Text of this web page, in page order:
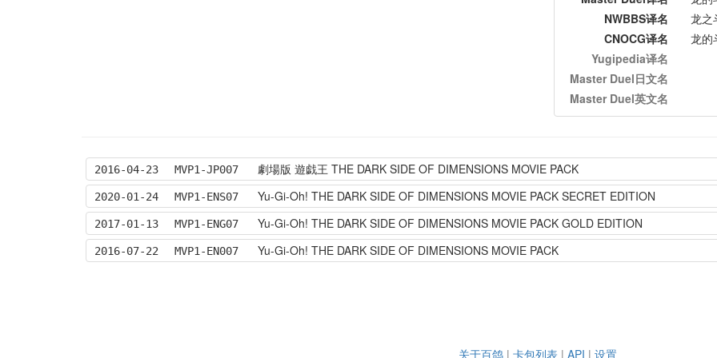
NWBBS译名
龙之
CNOCG译名
龙的
Yugipedia译名
Master Duel日文名
Master Duel英文名
2016-04-23 MVP1-JP007 劇場版 遊戯王 THE DARK SIDE OF DIMENSIONS MOVIE PACK
2020-01-24 MVP1-ENS07 Yu-Gi-Oh! THE DARK SIDE OF DIMENSIONS MOVIE PACK SECRET EDITION
2017-01-13 MVP1-ENG07 Yu-Gi-Oh! THE DARK SIDE OF DIMENSIONS MOVIE PACK GOLD EDITION
2016-07-22 MVP1-EN007 Yu-Gi-Oh! THE DARK SIDE OF DIMENSIONS MOVIE PACK
关于百鸽 | 卡包列表 | API | 设置